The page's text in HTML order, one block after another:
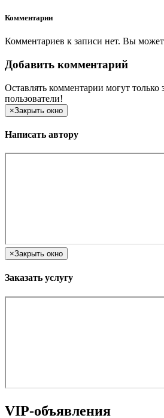
Комментарии
Комментариев к записи нет. Вы
Добавить комментарий
Оставлять комментарии могут только
пользователи!
×Закрыть окно
Написать автору
×Закрыть окно
Заказать услугу
VIP-объявления